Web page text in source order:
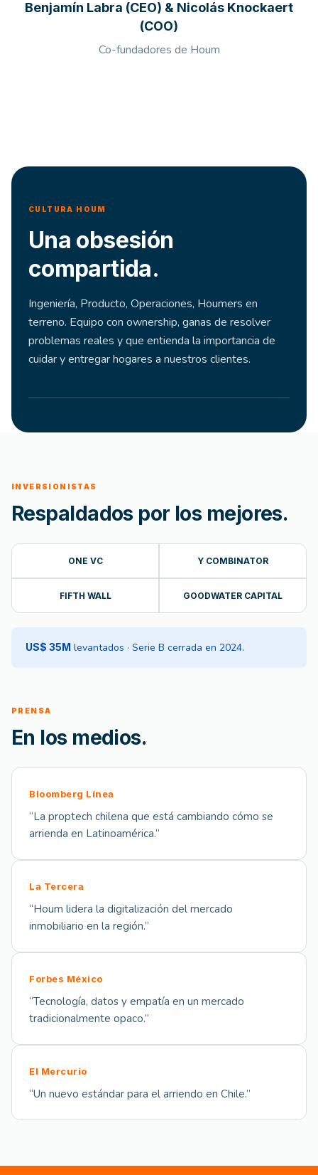
Benjamín Labra (CEO) & Nicolás Knockaert
(COO)
Co-fundadores de Houm
CULTURA HOUM
Una obsesión
compartida.
Ingeniería, Producto, Operaciones, Houmers en
terreno. Equipo con ownership, ganas de resolver
problemas reales y que entienda la importancia de
cuidar y entregar hogares a nuestros clientes.
INVERSIONISTAS
Respaldados por los mejores.
ONE VC Y COMBINATOR
FIFTH WALL GOODWATER CAPITAL
US$ 35M levantados · Serie B cerrada en 2024.
PRENSA
En los medios.
Bloomberg Línea
“La proptech chilena que está cambiando cómo se
arrienda en Latinoamérica.”
La Tercera
“Houm lidera la digitalización del mercado
inmobiliario en la región.”
Forbes México
“Tecnología, datos y empatía en un mercado
tradicionalmente opaco.”
El Mercurio
“Un nuevo estándar para el arriendo en Chile.”